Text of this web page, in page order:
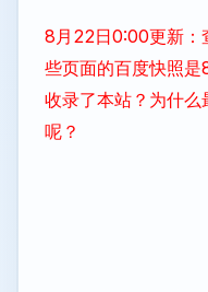
8月22日0:00更新：
些页面的百度快照
收录了本站？为什
呢？